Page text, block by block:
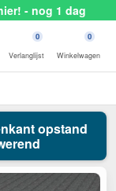
- nog 1 dag
0
Verlanglijst
0
Winkelwagen
opstand